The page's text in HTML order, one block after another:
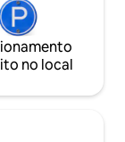
no local